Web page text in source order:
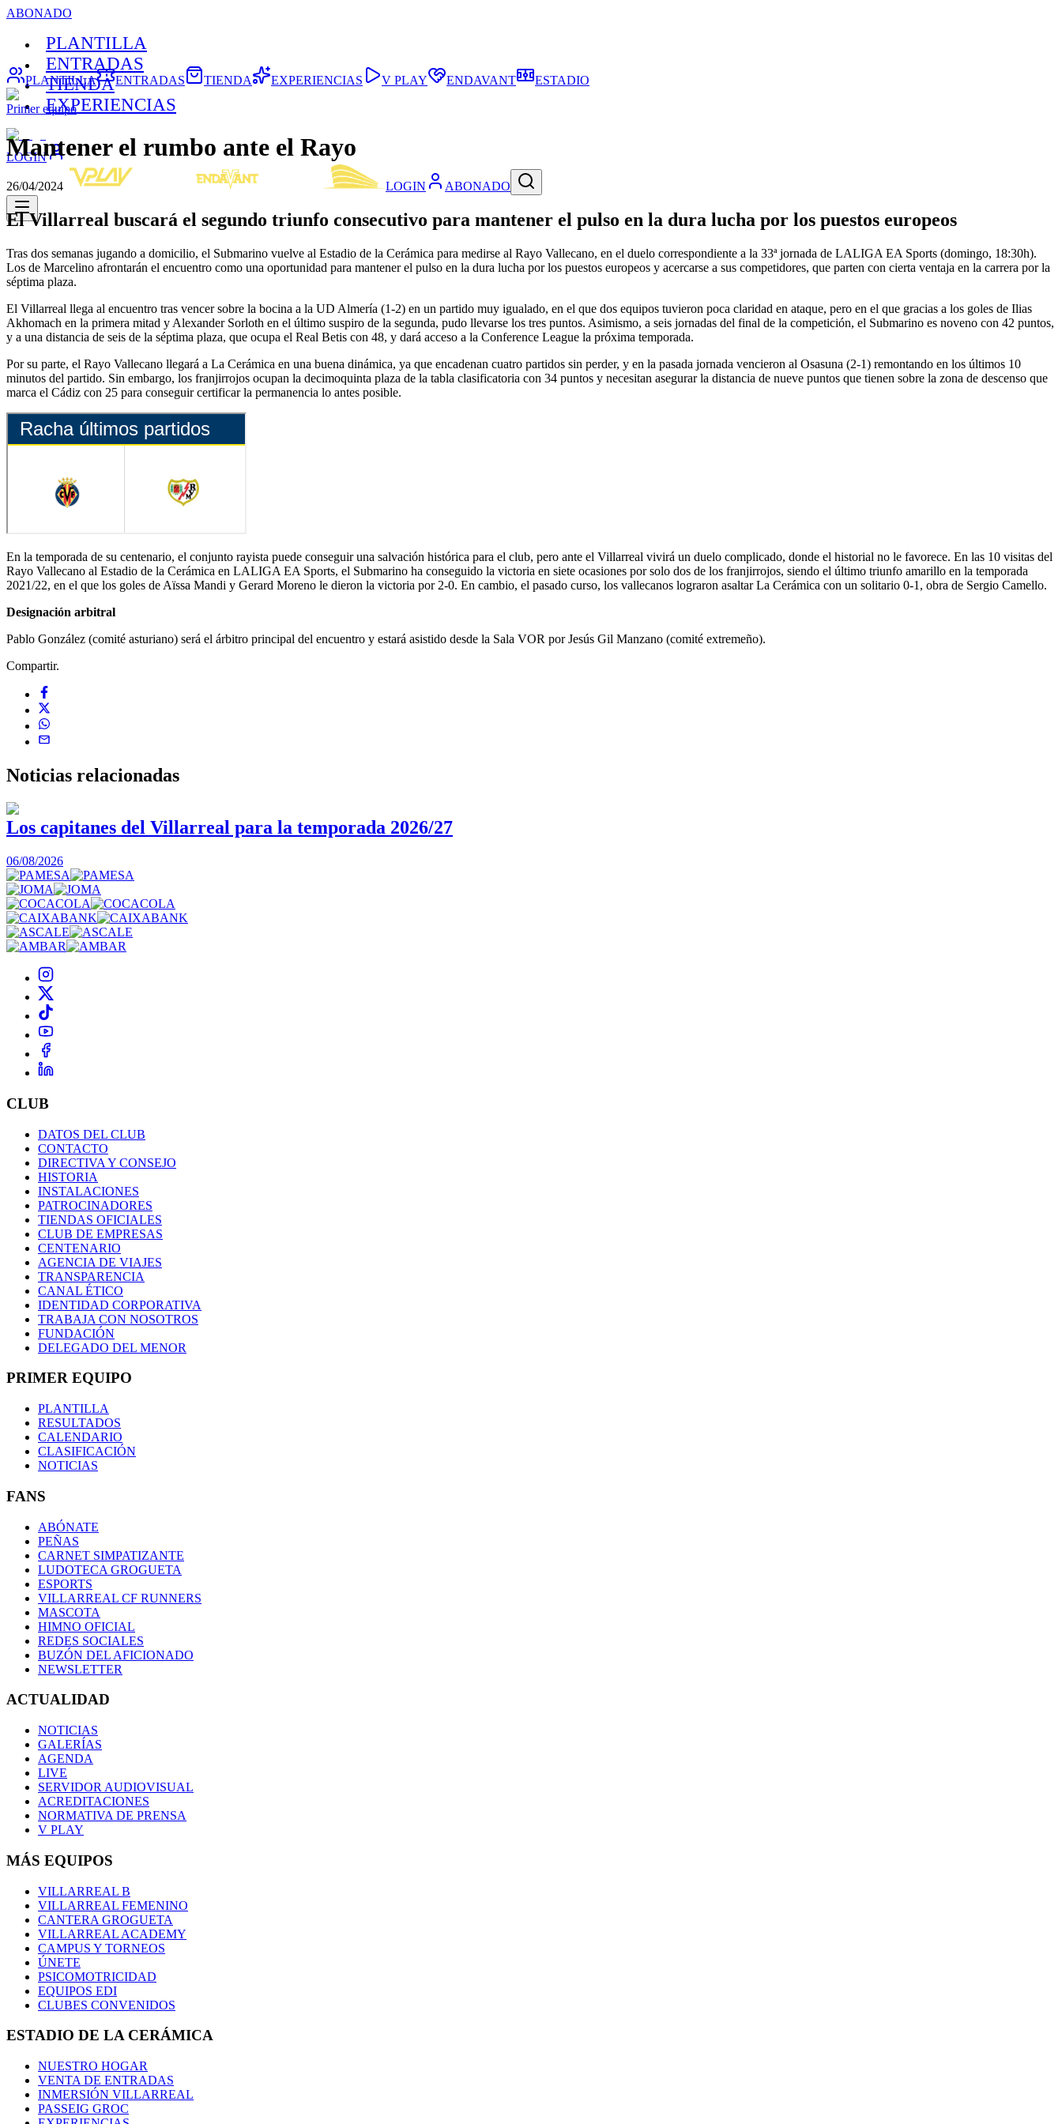
ABONADO
PLANTILLA
ENTRADAS
TIENDA
EXPERIENCIAS
LOGIN
LOGIN ABONADO
PLANTILLA ENTRADAS TIENDA EXPERIENCIAS V PLAY ENDAVANT ESTADIO
Primer equipo
Mantener el rumbo ante el Rayo
26/04/2024
El Villarreal buscará el segundo triunfo consecutivo para mantener el pulso en la dura lucha por los puestos europeos
Tras dos semanas jugando a domicilio, el Submarino vuelve al Estadio de la Cerámica para medirse al Rayo Vallecano, en el duelo correspondiente a la 33ª jornada de LALIGA EA Sports (domingo, 18:30h).
Los de Marcelino afrontarán el encuentro como una oportunidad para mantener el pulso en la dura lucha por los puestos europeos y acercarse a sus competidores, que parten con cierta ventaja en la carrera por la
séptima plaza.
El Villarreal llega al encuentro tras vencer sobre la bocina a la UD Almería (1-2) en un partido muy igualado, en el que dos equipos tuvieron poca claridad en ataque, pero en el que gracias a los goles de Ilias
Akhomach en la primera mitad y Alexander Sorloth en el último suspiro de la segunda, pudo llevarse los tres puntos. Asimismo, a seis jornadas del final de la competición, el Submarino es noveno con 42 puntos,
y a una distancia de seis de la séptima plaza, que ocupa el Real Betis con 48, y dará acceso a la Conference League la próxima temporada.
Por su parte, el Rayo Vallecano llegará a La Cerámica en una buena dinámica, ya que encadenan cuatro partidos sin perder, y en la pasada jornada vencieron al Osasuna (2-1) remontando en los últimos 10
minutos del partido. Sin embargo, los franjirrojos ocupan la decimoquinta plaza de la tabla clasificatoria con 34 puntos y necesitan asegurar la distancia de nueve puntos que tienen sobre la zona de descenso que
marca el Cádiz con 25 para conseguir certificar la permanencia lo antes posible.
En la temporada de su centenario, el conjunto rayista puede conseguir una salvación histórica para el club, pero ante el Villarreal vivirá un duelo complicado, donde el historial no le favorece. En las 10 visitas del
Rayo Vallecano al Estadio de la Cerámica en LALIGA EA Sports, el Submarino ha conseguido la victoria en siete ocasiones por solo dos de los franjirrojos, siendo el último triunfo amarillo en la temporada
2021/22, en el que los goles de Aïssa Mandi y Gerard Moreno le dieron la victoria por 2-0. En cambio, el pasado curso, los vallecanos lograron asaltar La Cerámica con un solitario 0-1, obra de Sergio Camello.
Designación arbitral
Pablo González (comité asturiano) será el árbitro principal del encuentro y estará asistido desde la Sala VOR por Jesús Gil Manzano (comité extremeño).
Compartir.
Noticias relacionadas
Los capitanes del Villarreal para la temporada 2026/27
06/08/2026
CLUB
DATOS DEL CLUB
CONTACTO
DIRECTIVA Y CONSEJO
HISTORIA
INSTALACIONES
PATROCINADORES
TIENDAS OFICIALES
CLUB DE EMPRESAS
CENTENARIO
AGENCIA DE VIAJES
TRANSPARENCIA
CANAL ÉTICO
IDENTIDAD CORPORATIVA
TRABAJA CON NOSOTROS
FUNDACIÓN
DELEGADO DEL MENOR
PRIMER EQUIPO
PLANTILLA
RESULTADOS
CALENDARIO
CLASIFICACIÓN
NOTICIAS
FANS
ABÓNATE
PEÑAS
CARNET SIMPATIZANTE
LUDOTECA GROGUETA
ESPORTS
VILLARREAL CF RUNNERS
MASCOTA
HIMNO OFICIAL
REDES SOCIALES
BUZÓN DEL AFICIONADO
NEWSLETTER
ACTUALIDAD
NOTICIAS
GALERÍAS
AGENDA
LIVE
SERVIDOR AUDIOVISUAL
ACREDITACIONES
NORMATIVA DE PRENSA
V PLAY
MÁS EQUIPOS
VILLARREAL B
VILLARREAL FEMENINO
CANTERA GROGUETA
VILLARREAL ACADEMY
CAMPUS Y TORNEOS
ÚNETE
PSICOMOTRICIDAD
EQUIPOS EDI
CLUBES CONVENIDOS
ESTADIO DE LA CERÁMICA
NUESTRO HOGAR
VENTA DE ENTRADAS
INMERSIÓN VILLARREAL
PASSEIG GROC